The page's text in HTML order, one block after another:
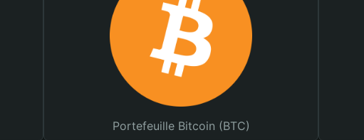
Portefeuille Bitcoin (BTC)